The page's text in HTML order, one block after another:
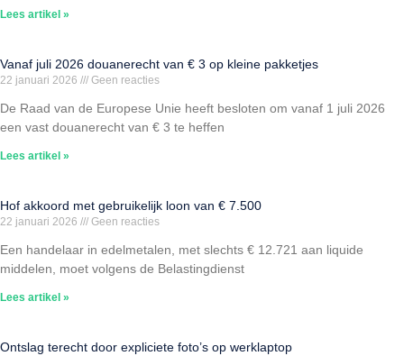
Lees artikel »
Vanaf juli 2026 douanerecht van € 3 op kleine pakketjes
22 januari 2026 Geen reacties
De Raad van de Europese Unie heeft besloten om vanaf 1 juli 2026
een vast douanerecht van € 3 te heffen
Lees artikel »
Hof akkoord met gebruikelijk loon van € 7.500
22 januari 2026 Geen reacties
Een handelaar in edelmetalen, met slechts € 12.721 aan liquide
middelen, moet volgens de Belastingdienst
Lees artikel »
Ontslag terecht door expliciete foto’s op werklaptop